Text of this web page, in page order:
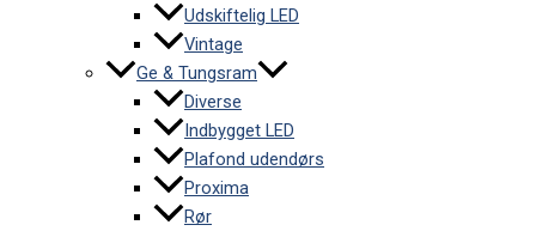
Udskiftelig LED
Vintage
Ge & Tungsram
Diverse
Indbygget LED
Plafond udendørs
Proxima
Rør